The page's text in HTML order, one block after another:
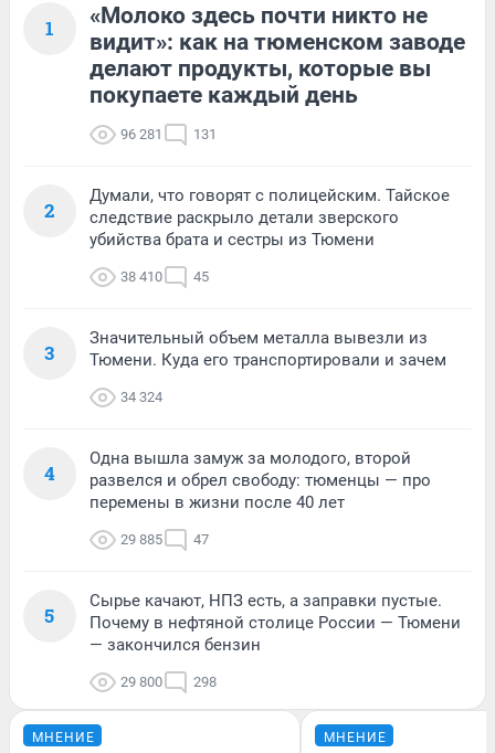
1
«Молоко здесь почти никто не
видит»: как на тюменском заводе
делают продукты, которые вы
покупаете каждый день
96 281 131
2
Думали, что говорят с полицейским. Тайское
следствие раскрыло детали зверского
убийства брата и сестры из Тюмени
38 410 45
3
Значительный объем металла вывезли из
Тюмени. Куда его транспортировали и зачем
34 324
4
Одна вышла замуж за молодого, второй
развелся и обрел свободу: тюменцы — про
перемены в жизни после 40 лет
29 885 47
5
Сырье качают, НПЗ есть, а заправки пустые.
Почему в нефтяной столице России — Тюмени
— закончился бензин
29 800 298
МНЕНИЕ МНЕНИЕ